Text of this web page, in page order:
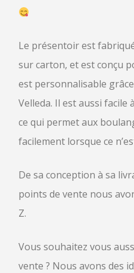
Le présentoir est
sur carton, et est conçu
est personnalisable
Velleda. Il est aussi
ce qui permet aux
facilement lorsque ce
De sa conception à sa
points de vente nous
Z.
Vous souhaitez vous
vente ? Nous avons des